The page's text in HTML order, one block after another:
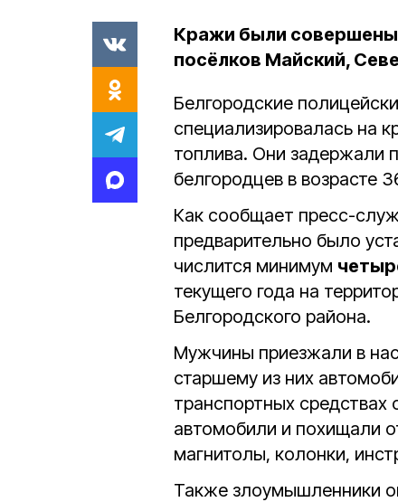
Кражи были совершены
посёлков Майский,
Белгородские
специализировалась на
топлива. Они задержали
белгородцев в возрасте
Как сообщает пресс-
предварительно было
числится минимум
текущего года на
Белгородского района.
Мужчины приезжали в
старшему из них
транспортных средствах
автомобили и похищали
магнитолы, колонки,
Также злоумышленники